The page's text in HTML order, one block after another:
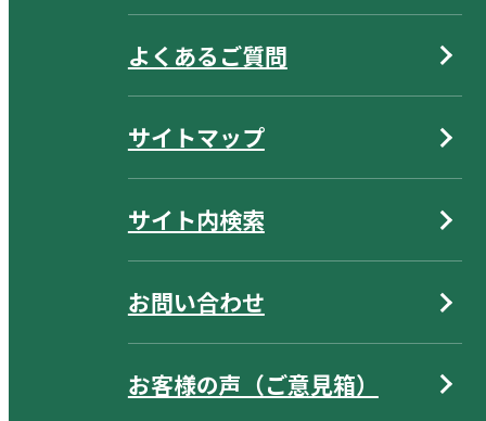
よくあるご質問
サイトマップ
サイト内検索
お問い合わせ
お客様の声（ご意見箱）